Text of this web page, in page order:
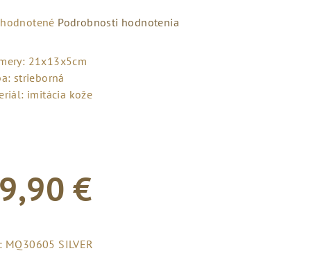
Podrobnosti hodnotenia
21x13x5cm
strieborná
imitácia kože
€
MQ30605 SILVER